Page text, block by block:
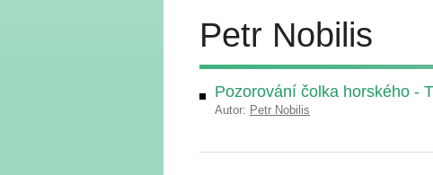
Petr Nobilis
Pozorování čolka horského -
Autor: Petr Nobilis